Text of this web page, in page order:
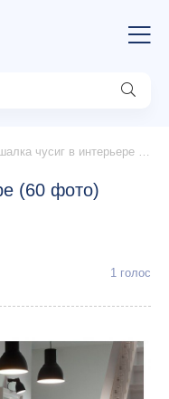
чусиг в интерьере (60 фото)
(60 фото)
1 голос